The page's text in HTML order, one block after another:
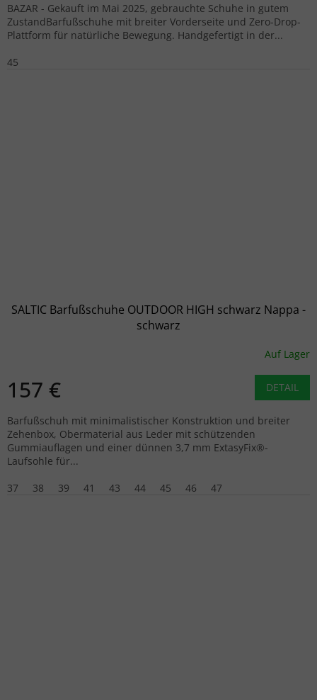
BAZAR - Gekauft im Mai 2025, gebrauchte Schuhe in gutem
ZustandBarfußschuhe mit breiter Vorderseite und Zero-Drop-
Plattform für natürliche Bewegung. Handgefertigt in der...
45
SALTIC Barfußschuhe OUTDOOR HIGH schwarz Nappa -
schwarz
Auf Lager
157 € DETAIL
Barfußschuh mit minimalistischer Konstruktion und breiter
Zehenbox, Obermaterial aus Leder mit schützenden
Gummiauflagen und einer dünnen 3,7 mm ExtasyFix®-
Laufsohle für...
37
38 39 41 43 44 45 46 47